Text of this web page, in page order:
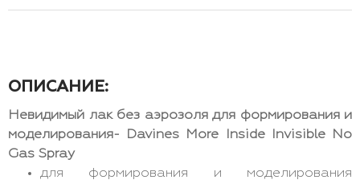
ОПИСАНИЕ:
Невидимый лак без аэрозоля для формирования и
моделирования- Davines More Inside Invisible No
Gas Spray
для формирования и моделирования